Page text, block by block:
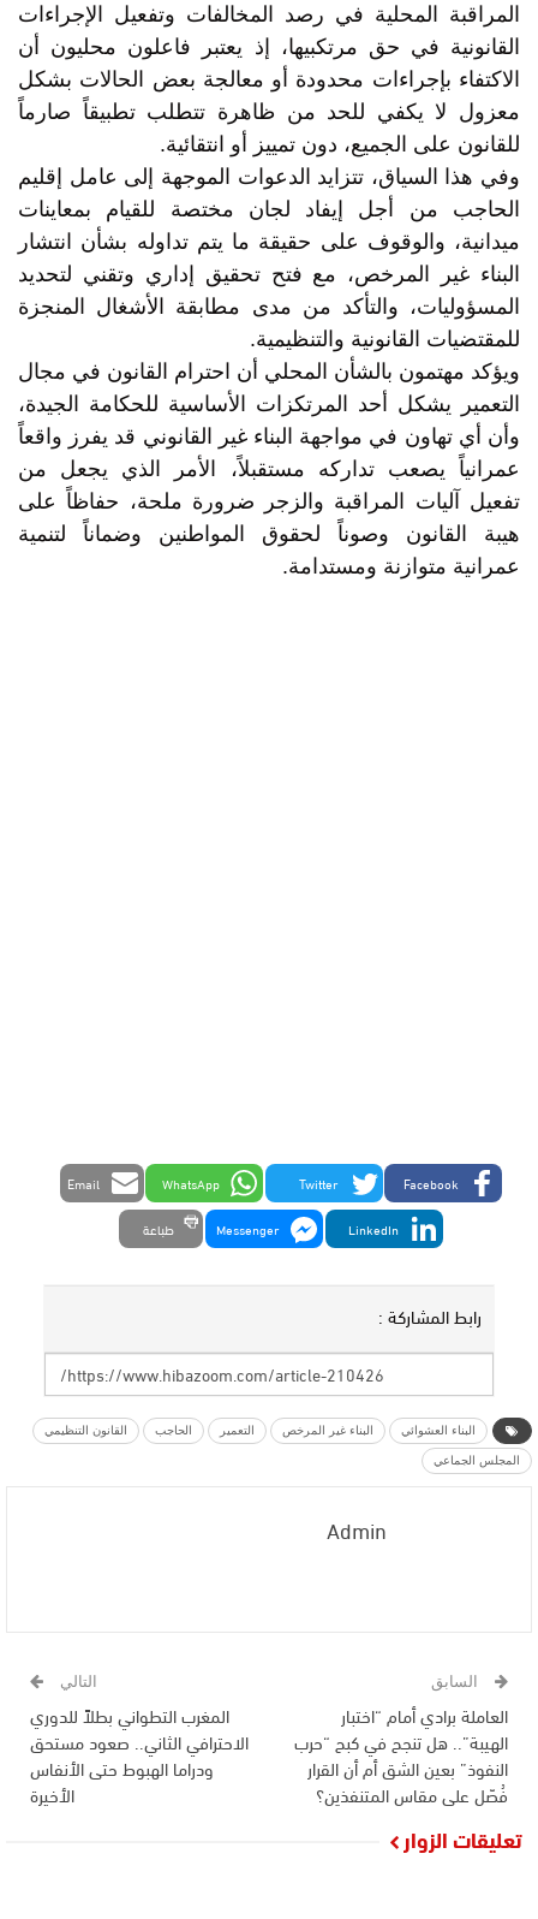
المراقبة المحلية في رصد المخالفات وتفعيل الإجراءات
القانونية في حق مرتكبيها، إذ يعتبر فاعلون محليون أن
الاكتفاء بإجراءات محدودة أو معالجة بعض الحالات بشكل
معزول لا يكفي للحد من ظاهرة تتطلب تطبيقاً صارماً
للقانون على الجميع، دون تمييز أو انتقائية.
وفي هذا السياق، تتزايد الدعوات الموجهة إلى عامل إقليم
الحاجب من أجل إيفاد لجان مختصة للقيام بمعاينات
ميدانية، والوقوف على حقيقة ما يتم تداوله بشأن انتشار
البناء غير المرخص، مع فتح تحقيق إداري وتقني لتحديد
المسؤوليات، والتأكد من مدى مطابقة الأشغال المنجزة
للمقتضيات القانونية والتنظيمية.
ويؤكد مهتمون بالشأن المحلي أن احترام القانون في مجال
التعمير يشكل أحد المرتكزات الأساسية للحكامة الجيدة،
وأن أي تهاون في مواجهة البناء غير القانوني قد يفرز واقعاً
عمرانياً يصعب تداركه مستقبلاً، الأمر الذي يجعل من
تفعيل آليات المراقبة والزجر ضرورة ملحة، حفاظاً على
هيبة القانون وصوناً لحقوق المواطنين وضماناً لتنمية
عمرانية متوازنة ومستدامة.
Facebook
Twitter
WhatsApp
Email
LinkedIn
Messenger طباعة
رابط المشاركة :
البناء العشوائي البناء غير المرخص التعمير الحاجب القانون التنظيمي
المجلس الجماعي
Admin
السابق
العاملة برادي أمام “اختبار
الهيبة”.. هل تنجح في كبح “حرب
النفوذ” بعين الشق أم أن القرار
فُصّل على مقاس المتنفذين؟
التالي
المغرب التطواني بطلاً للدوري
الاحترافي الثاني.. صعود مستحق
ودراما الهبوط حتى الأنفاس
الأخيرة
تعليقات الزوار